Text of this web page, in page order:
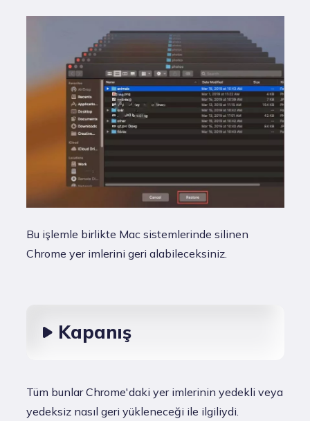
Bu işlemle birlikte Mac sistemlerinde silinen
Chrome yer imlerini geri alabileceksiniz.
Kapanış
Tüm bunlar Chrome'daki yer imlerinin yedekli veya
yedeksiz nasıl geri yükleneceği ile ilgiliydi.